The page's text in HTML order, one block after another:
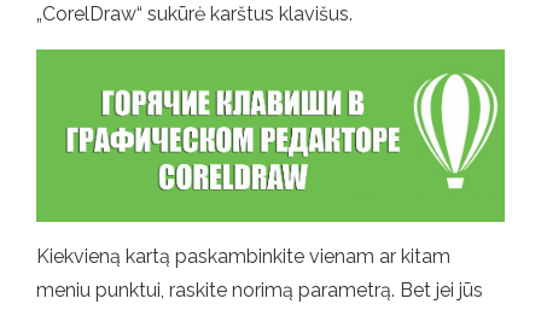
„CorelDraw“ sukūrė karštus klavišus.
Kiekvieną kartą paskambinkite vienam ar kitam
meniu punktui, raskite norimą parametrą. Bet jei jūs